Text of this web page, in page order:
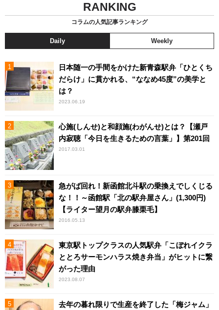
RANKING
コラムの人気記事ランキング
Daily Weekly
日本随一の手間をかけた新青森駅弁「ひとくち
だらけ」に貫かれる、“ななめ45度”の美学と
は？
2023.06.19
心施(しんせ)と和顔施(わがんせ)とは？【瀬戸
内寂聴「今日を生きるための言葉」】第201回
2017.03.01
急がば回れ！新函館北斗駅の乗換えでしくじる
な！！～函館駅「北の駅弁屋さん」(1,300円)
【ライター望月の駅弁膝栗毛】
2016.05.13
東京駅トップクラスの人気駅弁「こぼれイクラ
ととろサーモンハラス焼き弁当」がヒットに繋
がった理由
2023.08.07
去年の暮れ限りで生産を終了した「梅ジャム」